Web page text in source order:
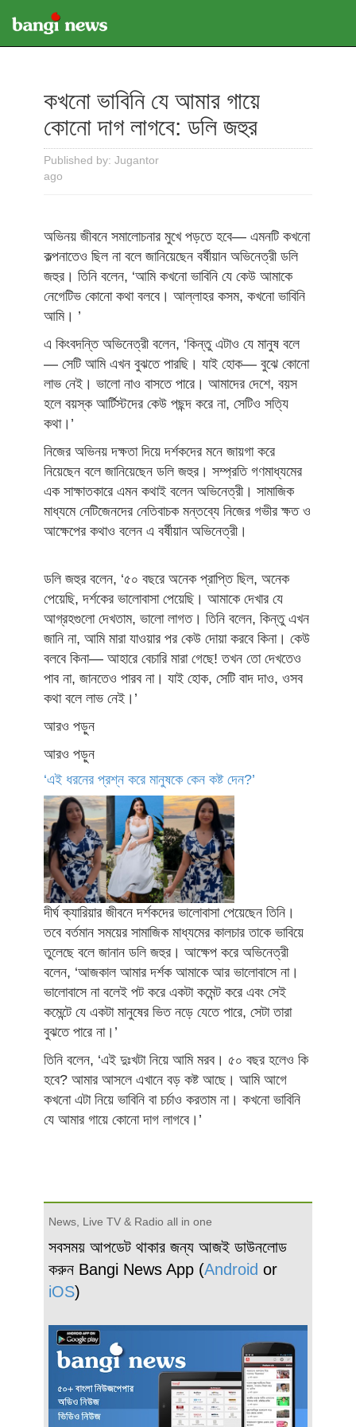
কখনো ভাবিনি যে আমার গায়ে
কোনো দাগ লাগবে: ডলি জহুর
Published by: Jugantor
ago
অভিনয় জীবনে সমালোচনার মুখে পড়তে হবে— এমনটি কখনো
কল্পনাতেও ছিল না বলে জানিয়েছেন বর্ষীয়ান অভিনেত্রী ডলি
জহুর। তিনি বলেন, ‘আমি কখনো ভাবিনি যে কেউ আমাকে
নেগেটিভ কোনো কথা বলবে। আল্লাহর কসম, কখনো ভাবিনি
আমি। ’
এ কিংবদন্তি অভিনেত্রী বলেন, ‘কিন্তু এটাও যে মানুষ বলে
— সেটি আমি এখন বুঝতে পারছি। যাই হোক— বুঝে কোনো
লাভ নেই। ভালো নাও বাসতে পারে। আমাদের দেশে, বয়স
হলে বয়স্ক আর্টিস্টদের কেউ পছন্দ করে না, সেটিও সত্যি
কথা।’
নিজের অভিনয় দক্ষতা দিয়ে দর্শকদের মনে জায়গা করে
নিয়েছেন বলে জানিয়েছেন ডলি জহুর। সম্প্রতি গণমাধ্যমের
এক সাক্ষাতকারে এমন কথাই বলেন অভিনেত্রী। সামাজিক
মাধ্যমে নেটিজেনদের নেতিবাচক মন্তব্যে নিজের গভীর ক্ষত ও
আক্ষেপের কথাও বলেন এ বর্ষীয়ান অভিনেত্রী।
ডলি জহুর বলেন, ‘৫০ বছরে অনেক প্রাপ্তি ছিল, অনেক
পেয়েছি, দর্শকের ভালোবাসা পেয়েছি। আমাকে দেখার যে
আগ্রহগুলো দেখতাম, ভালো লাগত। তিনি বলেন, কিন্তু এখন
জানি না, আমি মারা যাওয়ার পর কেউ দোয়া করবে কিনা। কেউ
বলবে কিনা— আহারে বেচারি মারা গেছে! তখন তো দেখতেও
পাব না, জানতেও পারব না। যাই হোক, সেটি বাদ দাও, ওসব
কথা বলে লাভ নেই।’
আরও পড়ুন
আরও পড়ুন
‘এই ধরনের প্রশ্ন করে মানুষকে কেন কষ্ট দেন?’
দীর্ঘ ক্যারিয়ার জীবনে দর্শকদের ভালোবাসা পেয়েছেন তিনি।
তবে বর্তমান সময়ের সামাজিক মাধ্যমের কালচার তাকে ভাবিয়ে
তুলেছে বলে জানান ডলি জহুর। আক্ষেপ করে অভিনেত্রী
বলেন, ‘আজকাল আমার দর্শক আমাকে আর ভালোবাসে না।
ভালোবাসে না বলেই পট করে একটা কমেন্ট করে এবং সেই
কমেন্টে যে একটা মানুষের ভিত নড়ে যেতে পারে, সেটা তারা
বুঝতে পারে না।’
তিনি বলেন, ‘এই দুঃখটা নিয়ে আমি মরব। ৫০ বছর হলেও কি
হবে? আমার আসলে এখানে বড় কষ্ট আছে। আমি আগে
কখনো এটা নিয়ে ভাবিনি বা চর্চাও করতাম না। কখনো ভাবিনি
যে আমার গায়ে কোনো দাগ লাগবে।’
News, Live TV & Radio all in one
সবসময় আপডেট থাকার জন্য আজই ডাউনলোড
করুন Bangi News App (Android or
iOS)